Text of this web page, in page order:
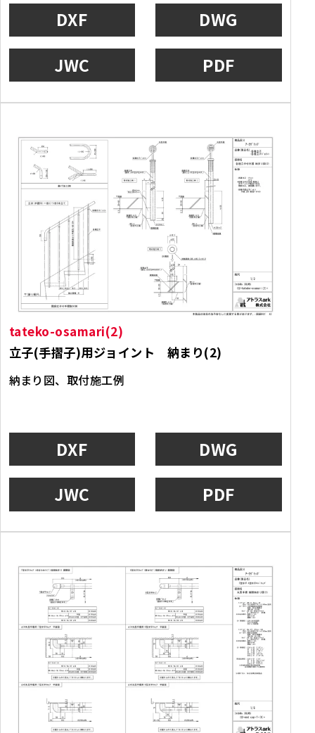
DXF
DWG
JWC
PDF
tateko-osamari(2)
立子(手摺子)用ジョイント 納まり(2)
納まり図、取付施工例
DXF
DWG
JWC
PDF